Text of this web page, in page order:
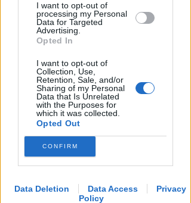
I want to opt-out of
processing my Personal
Data for Targeted
Advertising.
Opted In
I want to opt-out of
Collection, Use,
Retention, Sale, and/or
Sharing of my Personal
Data that Is Unrelated
with the Purposes for
which it was collected.
Opted Out
CONFIRM
Data Deletion Data Access
Privacy
Policy
APPROVATO DAL CDA
Dati in crescita nella semestrale
di IEG, stime al rialzo per
l'esercizio 2026
Redazione